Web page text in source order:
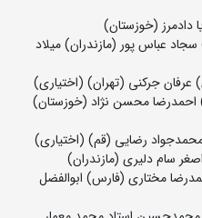
عباس پور (مازندران) میلاد
احمدرضا محسن نژاد (خوزستان)
مختاری (فارس) ابوالفضل